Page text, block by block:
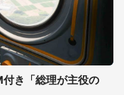
き「総理が主役の